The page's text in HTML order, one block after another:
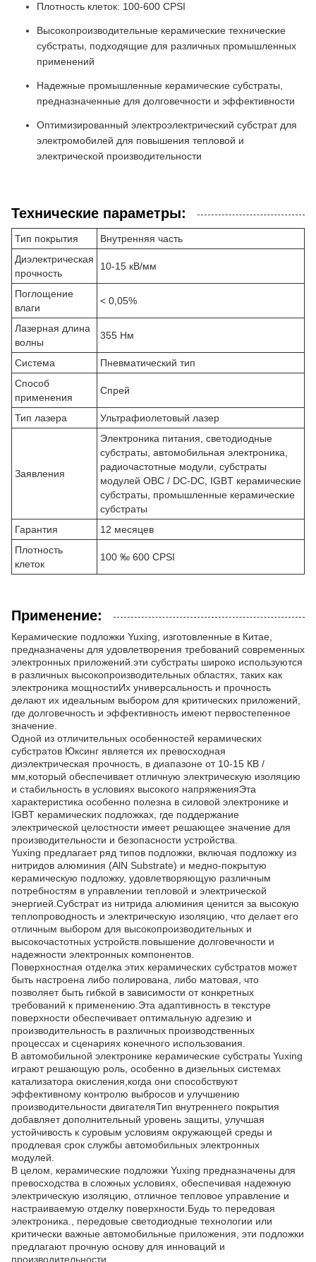
Плотность клеток: 100-600 CPSI
Высокопроизводительные керамические технические
субстраты, подходящие для различных промышленных
применений
Надежные промышленные керамические субстраты,
предназначенные для долговечности и эффективности
Оптимизированный электроэлектрический субстрат для
электромобилей для повышения тепловой и
электрической производительности
Технические параметры:
Тип покрытия
Внутренняя часть
Диэлектрическая
прочность
10-15 кВ/мм
Поглощение
влаги
< 0,05%
Лазерная длина
волны
355 Нм
Система
Пневматический тип
Способ
применения
Спрей
Тип лазера Ультрафиолетовый лазер
Заявления
Электроника питания, светодиодные
субстраты, автомобильная электроника,
радиочастотные модули, субстраты
модулей OBC / DC-DC, IGBT керамические
субстраты, промышленные керамические
субстраты
Гарантия
12 месяцев
Плотность
клеток
100 ‰ 600 CPSI
Применение:
Керамические подложки Yuxing, изготовленные в Китае,
предназначены для удовлетворения требований современных
электронных приложений.эти субстраты широко используются
в различных высокопроизводительных областях, таких как
электроника мощностиИх универсальность и прочность
делают их идеальным выбором для критических приложений,
где долговечность и эффективность имеют первостепенное
значение.
Одной из отличительных особенностей керамических
субстратов Юксинг является их превосходная
диэлектрическая прочность, в диапазоне от 10-15 КВ /
мм,который обеспечивает отличную электрическую изоляцию
и стабильность в условиях высокого напряженияЭта
характеристика особенно полезна в силовой электронике и
IGBT керамических подложках, где поддержание
электрической целостности имеет решающее значение для
производительности и безопасности устройства.
Yuxing предлагает ряд типов подложки, включая подложку из
нитридов алюминия (AlN Substrate) и медно-покрытую
керамическую подложку, удовлетворяющую различным
потребностям в управлении тепловой и электрической
энергией.Субстрат из нитрида алюминия ценится за высокую
теплопроводность и электрическую изоляцию, что делает его
отличным выбором для высокопроизводительных и
высокочастотных устройств.повышение долговечности и
надежности электронных компонентов.
Поверхностная отделка этих керамических субстратов может
быть настроена либо полирована, либо матовая, что
позволяет быть гибкой в зависимости от конкретных
требований к применению.Эта адаптивность в текстуре
поверхности обеспечивает оптимальную адгезию и
производительность в различных производственных
процессах и сценариях конечного использования.
В автомобильной электронике керамические субстраты Yuxing
играют решающую роль, особенно в дизельных системах
катализатора окисления,когда они способствуют
эффективному контролю выбросов и улучшению
производительности двигателяТип внутреннего покрытия
добавляет дополнительный уровень защиты, улучшая
устойчивость к суровым условиям окружающей среды и
продлевая срок службы автомобильных электронных
модулей.
В целом, керамические подложки Yuxing предназначены для
превосходства в сложных условиях, обеспечивая надежную
электрическую изоляцию, отличное тепловое управление и
настраиваемую отделку поверхности.Будь то передовая
электроника., передовые светодиодные технологии или
критически важные автомобильные приложения, эти подложки
предлагают прочную основу для инноваций и
производительности.